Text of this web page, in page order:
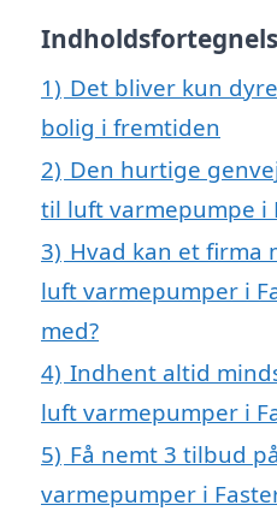
1) Det bliver kun
bolig i fremtiden
2) Den hurtige
til luft varmepumpe i
3) Hvad kan et firma
luft varmepumper i
med?
4) Indhent altid
luft varmepumper i
5) Få nemt 3 tilbud
varmepumper i